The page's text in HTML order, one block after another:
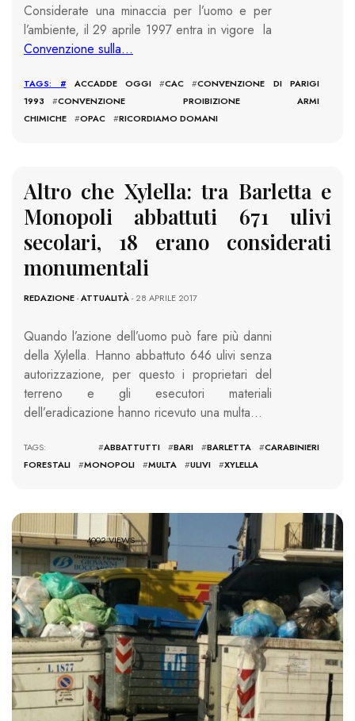
Considerate una minaccia per l’uomo e per
l’ambiente, il 29 aprile 1997 entra in vigore la
Convenzione sulla…
TAGS: # ACCADDE OGGI #CAC #CONVENZIONE DI PARIGI
1993
#CONVENZIONE PROIBIZIONE ARMI
CHIMICHE
#OPAC #RICORDIAMO DOMANI
Altro che Xylella: tra Barletta e
Monopoli abbattuti 671 ulivi
secolari, 18 erano considerati
monumentali
REDAZIONE-ATTUALITÀ- 28 APRILE 2017
Quando l’azione dell’uomo può fare più danni
della Xylella. Hanno abbattuto 646 ulivi senza
autorizzazione, per questo i proprietari del
terreno e gli esecutori materiali
dell’eradicazione hanno ricevuto una multa…
TAGS: #ABBATTUTTI #BARI #BARLETTA #CARABINIERI
FORESTALI
#MONOPOLI #MULTA #ULIVI #XYLELLA
4002 VIEWS